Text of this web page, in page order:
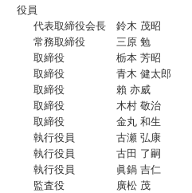
役員
代表取締役会長 鈴木 茂昭
常務取締役 三原 勉
取締役 栃本 芳昭
取締役 青木 健太郎
取締役 賴 亦威
取締役 木村 敬治
取締役 金丸 和生
執行役員 古瀬 弘康
執行役員 古田 了嗣
執行役員 眞鍋 吉仁
監査役 廣松 茂